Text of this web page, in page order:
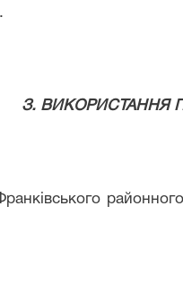
З. ВИКОРИСТАННЯ
ого